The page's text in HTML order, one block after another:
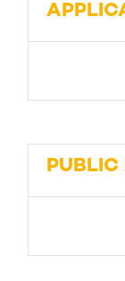
PUBLIC